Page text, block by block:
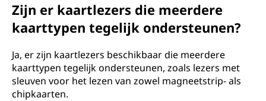
Zijn er kaartlezers die meerdere
kaarttypen tegelijk ondersteunen?
Ja, er zijn kaartlezers beschikbaar die meerdere
kaarttypen tegelijk ondersteunen, zoals lezers met
sleuven voor het lezen van zowel magneetstrip- als
chipkaarten.